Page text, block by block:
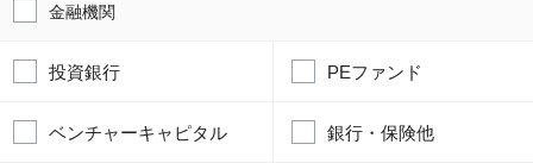
金融機関
投資銀行 PEファンド
ベンチャーキャピタル 銀行・保険他